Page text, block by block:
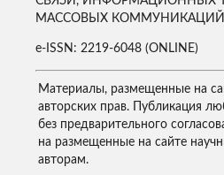
МАССОВЫХ
e-ISSN: 2219-6048 (ONLINE)
Материалы, размещенные на
авторских прав. Публикация
без предварительного
на размещенные на сайте
авторам.